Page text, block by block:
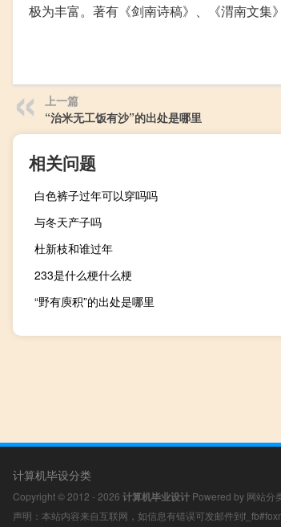
极为丰富。著有《剑南诗稿》、《渭南文集
上一篇
“治米无工饭有沙”的出处是哪里
相关问题
白色裤子过年可以穿吗吗
与冬天产子吗
杜新枝和谁过年
233是什么梗什么梗
“野有庾积”的出处是哪里
计算机毕设分类
Copyright © 2012 - 2026 计算机毕业设计 Powered by 网站分
声明：本站内容来自互联网，如信息有错误可发邮件到